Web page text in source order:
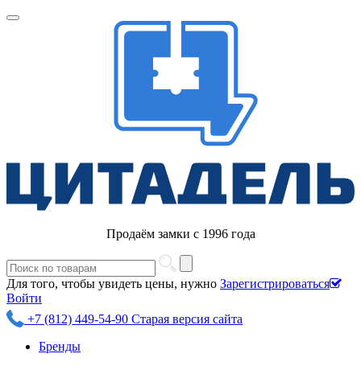
Продаём замки с 1996 года
Для того, чтобы увидеть цены, нужно Зарегистрироваться
Войти
+7 (812) 449-54-90 Старая версия сайта
Бренды